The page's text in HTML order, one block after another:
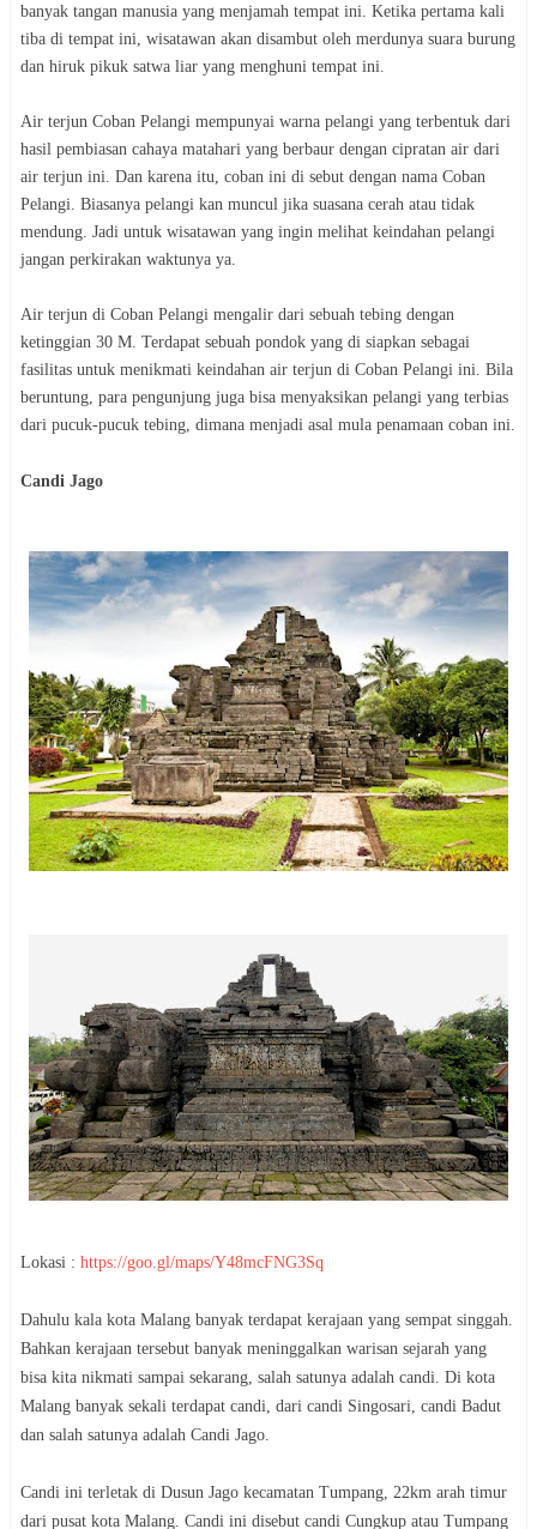
banyak tangan manusia yang menjamah tempat ini. Ketika pertama kali
tiba di tempat ini, wisatawan akan disambut oleh merdunya suara burung
dan hiruk pikuk satwa liar yang menghuni tempat ini.
Air terjun Coban Pelangi mempunyai warna pelangi yang terbentuk dari
hasil pembiasan cahaya matahari yang berbaur dengan cipratan air dari
air terjun ini. Dan karena itu, coban ini di sebut dengan nama Coban
Pelangi. Biasanya pelangi kan muncul jika suasana cerah atau tidak
mendung. Jadi untuk wisatawan yang ingin melihat keindahan pelangi
jangan perkirakan waktunya ya.
Air terjun di Coban Pelangi mengalir dari sebuah tebing dengan
ketinggian 30 M. Terdapat sebuah pondok yang di siapkan sebagai
fasilitas untuk menikmati keindahan air terjun di Coban Pelangi ini. Bila
beruntung, para pengunjung juga bisa menyaksikan pelangi yang terbias
dari pucuk-pucuk tebing, dimana menjadi asal mula penamaan coban ini.
Candi Jago
Lokasi : https://goo.gl/maps/Y48mcFNG3Sq
Dahulu kala kota Malang banyak terdapat kerajaan yang sempat singgah.
Bahkan kerajaan tersebut banyak meninggalkan warisan sejarah yang
bisa kita nikmati sampai sekarang, salah satunya adalah candi. Di kota
Malang banyak sekali terdapat candi, dari candi Singosari, candi Badut
dan salah satunya adalah Candi Jago.
Candi ini terletak di Dusun Jago kecamatan Tumpang, 22km arah timur
dari pusat kota Malang. Candi ini disebut candi Cungkup atau Tumpang